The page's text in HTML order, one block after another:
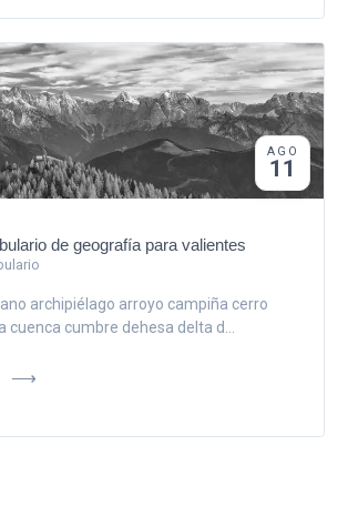
AGO
11
de geografía para valientes
archipiélago arroyo campiña cerro
cuenca cumbre dehesa delta d...